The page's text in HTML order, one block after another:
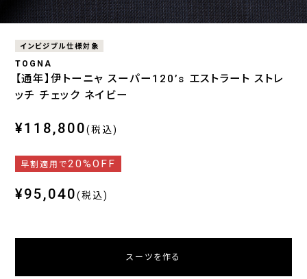
インビジブル仕様対象
TOGNA
【通年】伊トーニャ スーパー120’s エストラート ストレ
ッチ チェック ネイビー
¥118,800(税込)
早割適用で20%OFF
¥95,040(税込)
スーツを作る